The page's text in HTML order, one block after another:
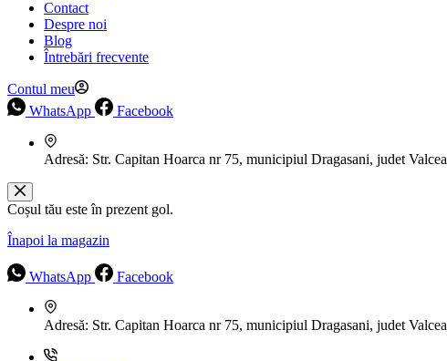
Contact
Despre noi
Blog
Întrebări frecvente
Contul meu
WhatsApp
Facebook
Adresă: Str. Capitan Hoarca nr 75, municipiul Dragasani, judet Valcea
Coșul tău este în prezent gol.
Înapoi la magazin
WhatsApp Facebook
Adresă: Str. Capitan Hoarca nr 75, municipiul Dragasani, judet Valcea